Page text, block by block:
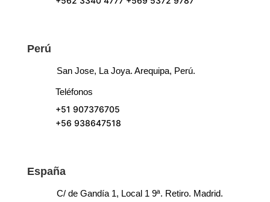
Perú
San Jose, La Joya. Arequipa, Perú.
Teléfonos
+51 907376705
+56 938647518
España
C/ de Gandía 1, Local 1 9ª. Retiro. Madrid.